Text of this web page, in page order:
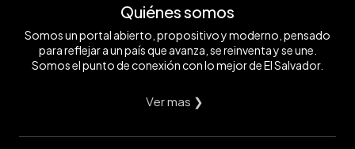
Quiénes somos
Somos un portal abierto, propositivo y moderno, pensado
para reflejar a un país que avanza, se reinventa y se une.
Somos el punto de conexión con lo mejor de El Salvador.
Ver mas ❯